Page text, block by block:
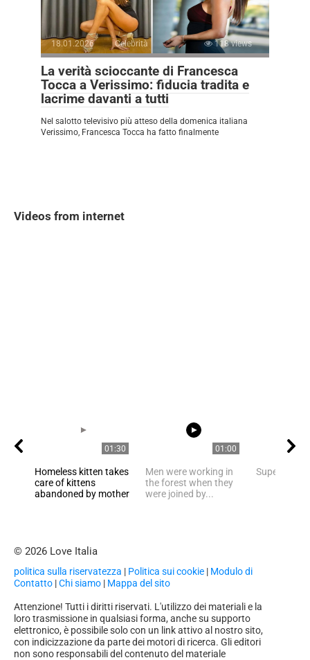
18.01.2026 Celebrità 118 views
La verità scioccante di Francesca
Tocca a Verissimo: fiducia tradita e
lacrime davanti a tutti
Nel salotto televisivo più atteso della domenica italiana
Verissimo, Francesca Tocca ha fatto finalmente
Videos from internet
01:30
Homeless kitten takes
care of kittens
abandoned by mother
01:00
Men were working in
the forest when they
were joined by...
Super Nice
© 2026 Love Italia
politica sulla riservatezza | Politica sui cookie | Modulo di
Contatto |Chi siamo | Mappa del sito
Attenzione! Tutti i diritti riservati. L'utilizzo dei materiali e la
loro trasmissione in qualsiasi forma, anche su supporto
elettronico, è possibile solo con un link attivo al nostro sito,
con indicizzazione da parte dei motori di ricerca. Gli editori
non sono responsabili del contenuto del materiale